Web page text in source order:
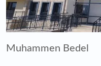
Muhammen Bedel